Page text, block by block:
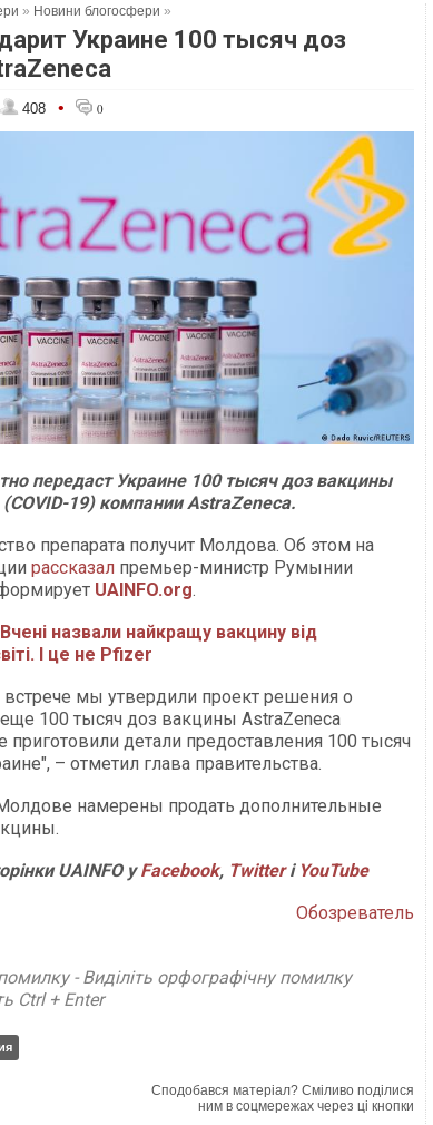
» Новини блогосфери »
Украине 100 тысяч доз
408 • 0
передаст Украине 100 тысяч доз вакцины
19) компании AstraZeneca.
препарата получит Молдова. Об этом на
рассказал премьер-министр Румынии
UAINFO.org.
Вчені назвали найкращу вакцину від
І це не Pfizer
мы утвердили проект решения о
100 тысяч доз вакцины AstraZeneca
детали предоставления 100 тысяч
– отметил глава правительства.
намерены продать дополнительные
UAINFO уFacebook, Twitterі YouTube
Обозреватель
- Виділіть орфографічну помилку
Ctrl + Enter
Сподобався матеріал? Сміливо поділися
ним в соцмережах через ці кнопки